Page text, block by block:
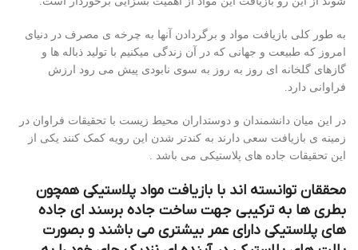
به طور کلی بازیافت مواد و برگردادن آنها به چرخه ی مصرف در دنیای
امروز که طبیعت و جهانی که در آن زندگی میکنیم با تولید ذباله ها و
گازهای گلخانه ای روز به روز به سوی نابودی پیش می رود ارزش
فراوانی دارد.
در این میان دانشمندان و دوستداران محیط زیست با تحقیقات فراوان در
زمینه ی بازیافت سعی دارند به کندتر شدن این رویه کمک کنند یکی از
این تحقیقات جاده های پلاستیکی می باشد .
محققان توانسته اند با بازیافت مواد پلاستیکی همچون
بطری ها به ترکیبی جهت ساخت جاده برسند ای جاده
های پلاستیکی دارای عمر بیشتری می باشند و بصورت